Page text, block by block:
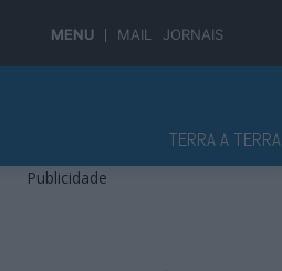
MENU MAIL JORNAIS
TERRA A TERRA
Publicidade